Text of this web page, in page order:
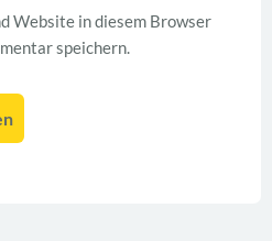
Website in diesem Browser
speichern.